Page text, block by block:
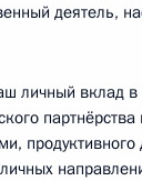
деятель,
личный вклад в
продуктивного